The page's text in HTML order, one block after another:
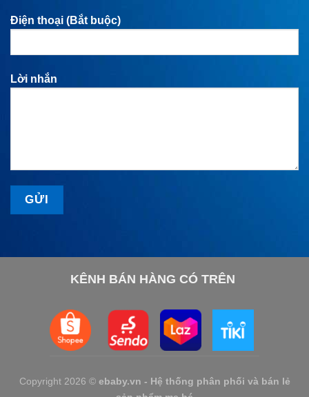
Điện thoại (Bắt buộc)
Lời nhắn
KÊNH BÁN HÀNG CÓ TRÊN
Copyright 2026 © ebaby.vn - Hệ thống phân phối và bán lẻ